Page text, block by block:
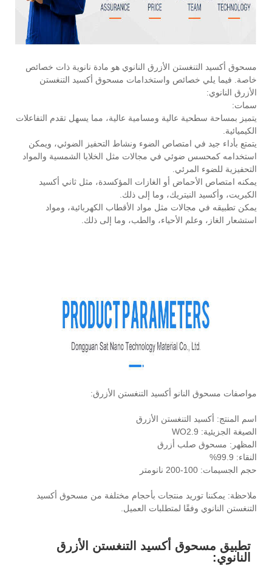
مسحوق أكسيد التنغستن الأزرق النانوي هو مادة نانوية ذات خصائص
خاصة. فيما يلي خصائص واستخدامات مسحوق أكسيد التنغستن
الأزرق النانوي:
سمات:
يتميز بمساحة سطحية عالية ومسامية عالية، مما يسهل تقدم التفاعلات
الكيميائية.
يتمتع بأداء جيد في امتصاص الضوء ونشاط التحفيز الضوئي، ويمكن
استخدامه كمحسس ضوئي في مجالات مثل الخلايا الشمسية والمواد
التحفيزية للضوء المرئي.
يمكنه امتصاص الأحماض أو الغازات المؤكسدة، مثل ثاني أكسيد
الكبريت، وأكسيد النيتريك، وما إلى ذلك.
يمكن تطبيقه في مجالات مثل مواد الأقطاب الكهربائية، ومواد
استشعار الغاز، وعلم الأحياء، والطب، وما إلى ذلك.
مواصفات مسحوق النانو أكسيد التنغستن الأزرق:
اسم المنتج: أكسيد التنغستن الأزرق
الصيغة الجزيئية: WO2.9
المظهر: مسحوق صلب أزرق
النقاء: 99.9%
حجم الجسيمات: 100-200 نانومتر
ملاحظة: يمكننا توريد منتجات بأحجام مختلفة من مسحوق أكسيد
التنغستن النانوي وفقًا لمتطلبات العميل.
تطبيق مسحوق أكسيد التنغستن الأزرق
النانوي: